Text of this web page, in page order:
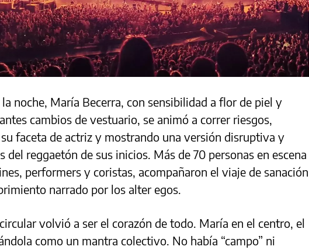
noche, María Becerra, con sensibilidad a flor de piel y
cambios de vestuario, se animó a correr riesgos,
faceta de actriz y mostrando una versión disruptiva y
del reggaetón de sus inicios. Más de 70 personas en escena
performers y coristas, acompañaron el viaje de sanación
narrado por los alter egos.
volvió a ser el corazón de todo. María en el centro, el
como un mantra colectivo. No había “campo” ni